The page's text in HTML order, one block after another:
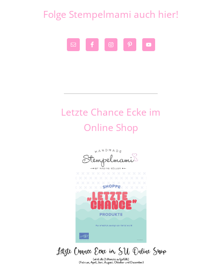
Folge Stempelmami auch hier!
Letzte Chance Ecke im
Online Shop